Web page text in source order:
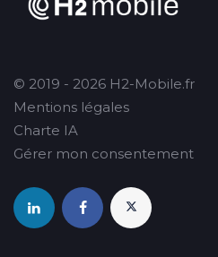
© 2019 - 2026 H2-Mobile.fr
Mentions légales
Charte IA
Gérer mon consentement